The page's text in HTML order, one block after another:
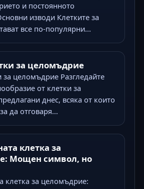
и постоянното
изводи Клетките за
все по-популярни...
за целомъдрие
за целомъдрие Разгледайте
от клетки за
днес, всяка от които
да отговаря...
клетка за
Мощен символ, но
клетка за целомъдрие: